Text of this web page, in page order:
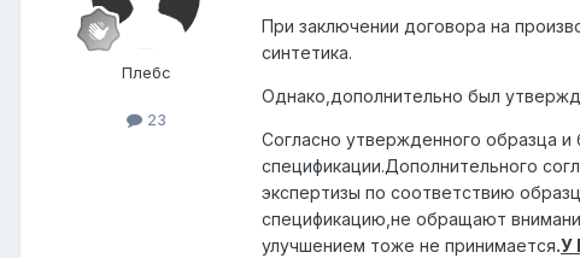
Плебс
23
При заключении договора на
синтетика.
Однако,дополнительно был
Согласно утвержденного образца и
спецификации.Дополнительного
экспертизы по соответствию
спецификацию,не обращают
улучшением тоже не принимается.У